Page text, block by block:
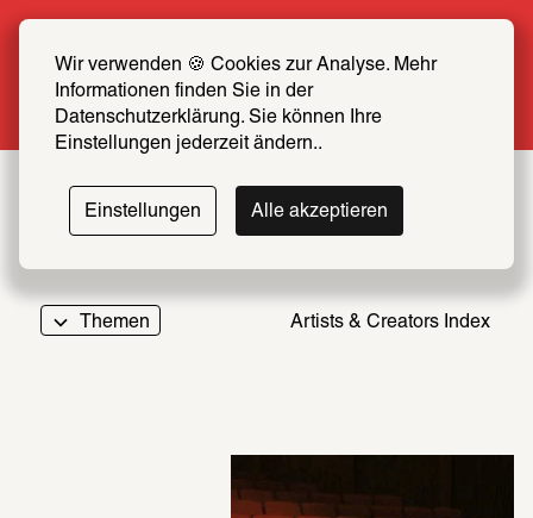
Wir verwenden 🍪 Cookies zur Analyse. Mehr
Informationen finden Sie in der
Datenschutzerklärung. Sie können Ihre
Einstellungen jederzeit ändern..
Einstellungen Alle akzeptieren
SCHIRN FREUND*IN werden
Mehr erfahren
Themen Artists & Creators Index